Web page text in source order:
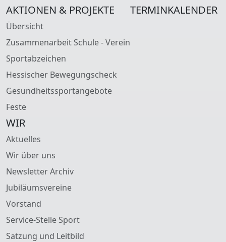
AKTIONEN & PROJEKTE
Übersicht
Zusammenarbeit Schule - Verein
Sportabzeichen
Hessischer Bewegungscheck
Gesundheitssportangebote
Feste
TERMINKALENDER
WIR
Aktuelles
Wir über uns
Newsletter Archiv
Jubiläumsvereine
Vorstand
Service-Stelle Sport
Satzung und Leitbild